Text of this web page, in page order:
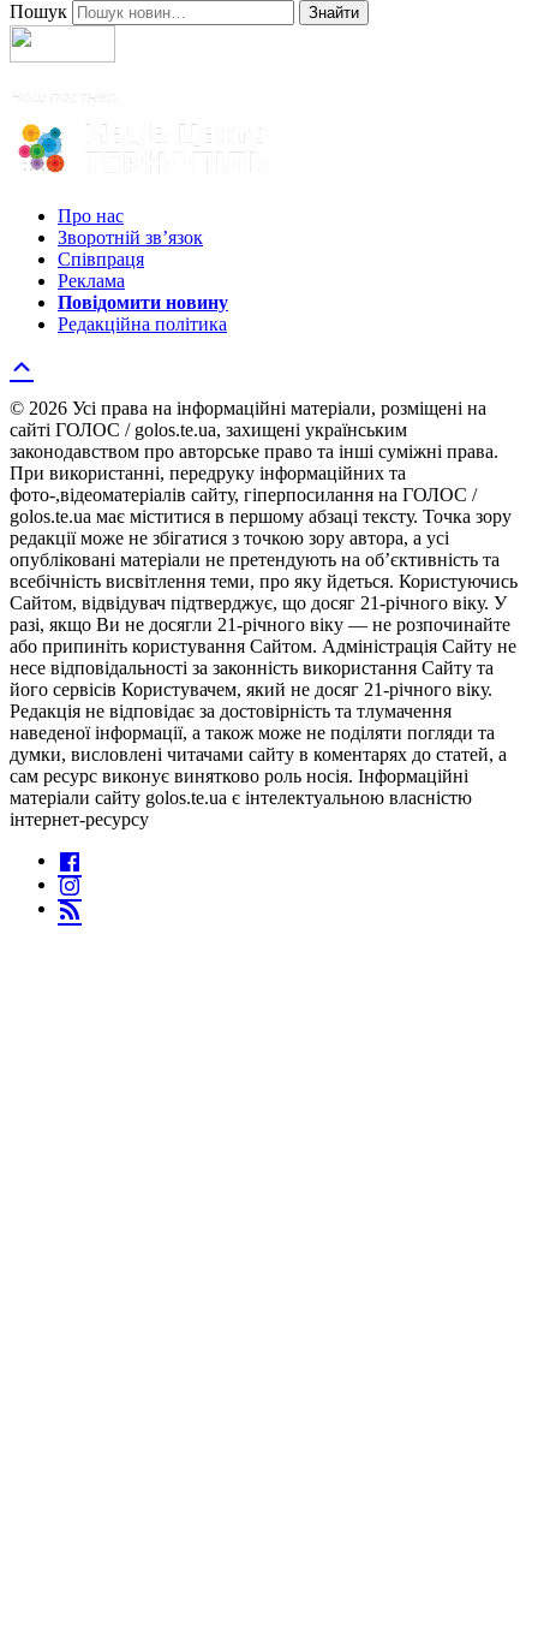
Пошук Знайти
Про нас
Зворотній зв’язок
Співпраця
Реклама
Повідомити новину
Редакційна політика
© 2026 Усі права на інформаційні матеріали, розміщені на
сайті ГОЛОС / golos.te.ua, захищені українським
законодавством про авторське право та інші суміжні права.
При використанні, передруку інформаційних та
фото-,відеоматеріалів сайту, гіперпосилання на ГОЛОС /
golos.te.ua має міститися в першому абзаці тексту. Точка зору
редакції може не збігатися з точкою зору автора, а усі
опубліковані матеріали не претендують на об’єктивність та
всебічність висвітлення теми, про яку йдеться. Користуючись
Сайтом, відвідувач підтверджує, що досяг 21-річного віку. У
разі, якщо Ви не досягли 21-річного віку — не розпочинайте
або припиніть користування Сайтом. Адміністрація Сайту не
несе відповідальності за законність використання Сайту та
його сервісів Користувачем, який не досяг 21-річного віку.
Редакція не відповідає за достовірність та тлумачення
наведеної інформації, а також може не поділяти погляди та
думки, висловлені читачами сайту в коментарях до статей, а
сам ресурс виконує винятково роль носія. Інформаційні
матеріали сайту golos.te.ua є інтелектуальною власністю
інтернет-ресурсу